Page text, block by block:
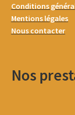
Conditions
Mentions légales
Nous contacter
Nos